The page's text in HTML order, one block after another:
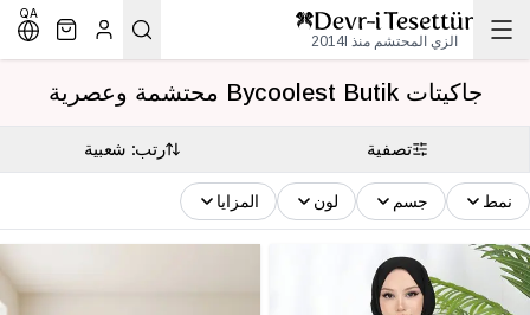
الزي المحتشم منذ 2014l
QA
جاكيتات Bycoolest Butik محتشمة وعصرية
تصفية رتب: شعبية
نمط جسم لون المزايا